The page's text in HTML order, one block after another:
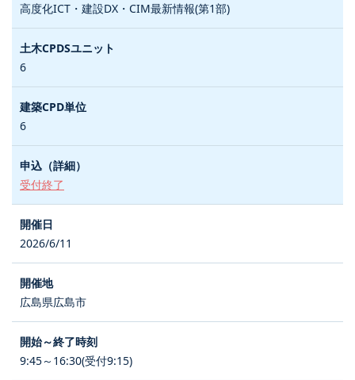
高度化ICT・建設DX・CIM最新情報(第1部)
6
6
受付終了
2026/6/11
広島県広島市
9:45～16:30(受付9:15)